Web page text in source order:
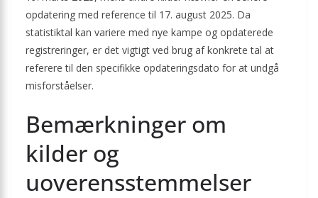
opdatering med reference til 17. august 2025. Da
statistiktal kan variere med nye kampe og opdaterede
registreringer, er det vigtigt ved brug af konkrete tal at
referere til den specifikke opdateringsdato for at undgå
misforståelser.
Bemærkninger om
kilder og
uoverensstemmelser